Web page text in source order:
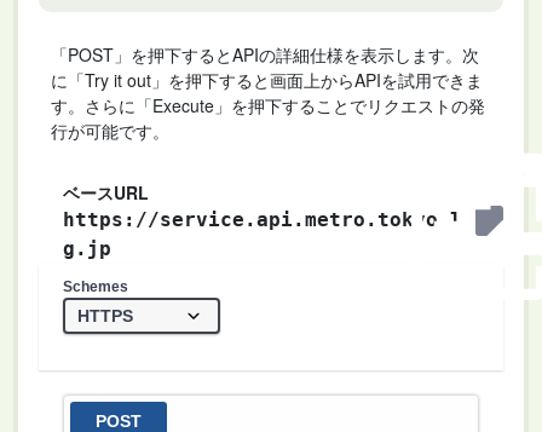
「POST」を押下するとAPIの詳細仕様を表示します。次
に「Try it out」を押下すると画面上からAPIを試用できま
す。さらに「Execute」を押下することでリクエストの発
行が可能です。
ベースURL
https://service.api.metro.tokyo.l
g.jp
Schemes
POST